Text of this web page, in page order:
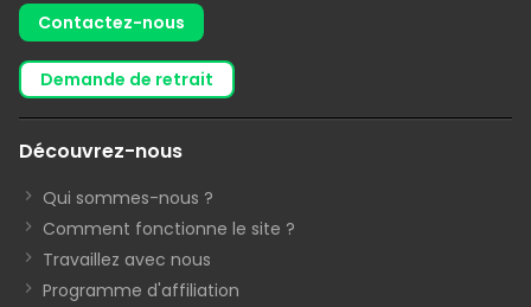
Contactez-nous
demande de retrait
Découvrez-nous
Qui sommes-nous ?
Comment fonctionne le site ?
Travaillez avec nous
Programme d'affiliation